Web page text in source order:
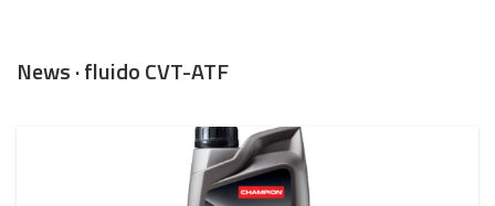
News · fluido CVT-ATF